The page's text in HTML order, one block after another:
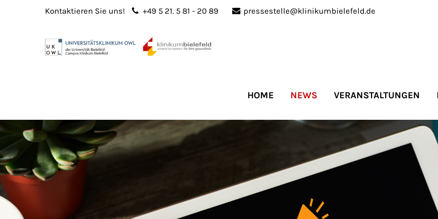
Login
Benutzername
Anmelden
Register
24h/
We offer support for our
customers
Have any questions?
+44 1234 567 890
Drop us a line
info@yourdomain.com
Kontaktieren Sie uns! +49 5 21. 5 81 - 20 89 pressestelle@klinikumbielefeld.de
HOME NEWS VERANSTALTUNGEN